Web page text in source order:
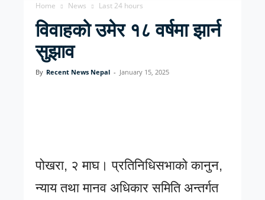
Home News Last 24 hours
विवाहको उमेर १८ वर्षमा झार्न
सुझाव
By Recent News Nepal - January 15, 2025
पोखरा, २ माघ। प्रतिनिधिसभाको कानुन,
न्याय तथा मानव अधिकार समिति अन्तर्गत